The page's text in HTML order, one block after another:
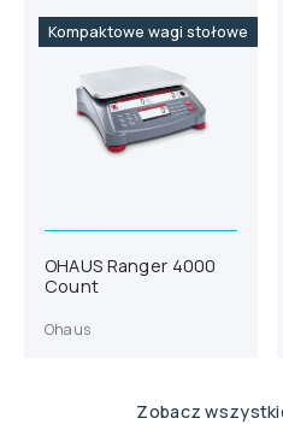
Kompaktowe wagi stołowe
OHAUS Ranger 4000
Count
Ohaus
Zobacz